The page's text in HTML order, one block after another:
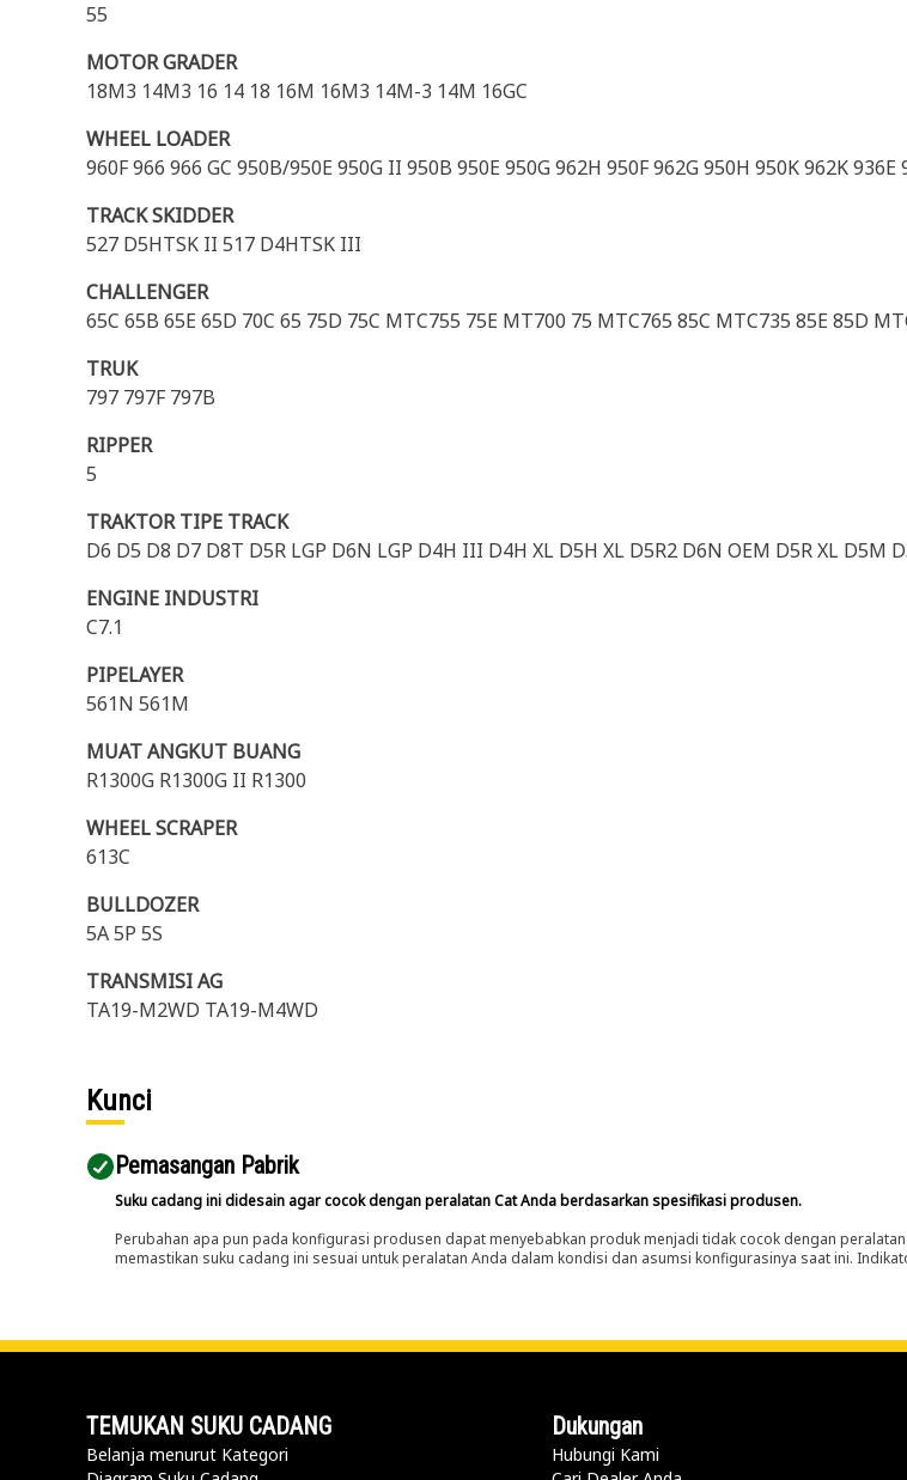
55
MOTOR GRADER
18M3 14M3 16 14 18 16M 16M3 14M-3 14M 16GC
WHEEL LOADER
960F 966 966 GC 950B/950E 950G II 950B 950E 950G 962H 950F 962G 950H 950K 962K
TRACK SKIDDER
527 D5HTSK II 517 D4HTSK III
CHALLENGER
65C 65B 65E 65D 70C 65 75D 75C MTC755 75E MT700 75 MTC765 85C MTC735 85E 85D
TRUK
797 797F 797B
RIPPER
5
TRAKTOR TIPE TRACK
D6 D5 D8 D7 D8T D5R LGP D6N LGP D4H III D4H XL D5H XL D5R2 D6N OEM D5R XL D5M
ENGINE INDUSTRI
C7.1
PIPELAYER
561N 561M
MUAT ANGKUT BUANG
R1300G R1300G II R1300
WHEEL SCRAPER
613C
BULLDOZER
5A 5P 5S
TRANSMISI AG
TA19-M2WD TA19-M4WD
Kunci
Pemasangan Pabrik
Suku cadang ini didesain agar cocok dengan peralatan Cat Anda berdasarkan spesifikasi produsen.
Perubahan apa pun pada konfigurasi produsen dapat menyebabkan produk menjadi tidak cocok dengan
memastikan suku cadang ini sesuai untuk peralatan Anda dalam kondisi dan asumsi konfigurasinya saat ini.
TEMUKAN SUKU CADANG
Belanja menurut Kategori
Dukungan
Hubungi Kami